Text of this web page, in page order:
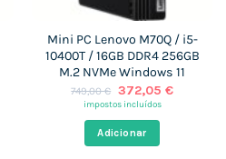
Mini PC Lenovo M70Q / i5-
10400T / 16GB DDR4 256GB
M.2 NVMe Windows 11
749,00€ O
preço
era:
749,00 €.
372,05 €O
impostos incluídos
Adicionar